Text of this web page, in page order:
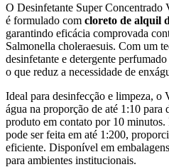
O Desinfetante Super
é formulado com cloreto de alquil
garantindo eficácia comprovada
Salmonella choleraesuis. Com um
desinfetante e detergente
o que reduz a necessidade de
Ideal para desinfecção e limpeza, o
água na proporção de até 1:10 para
produto em contato por 10
pode ser feita em até 1:200,
eficiente. Disponível em
para ambientes institucionais.